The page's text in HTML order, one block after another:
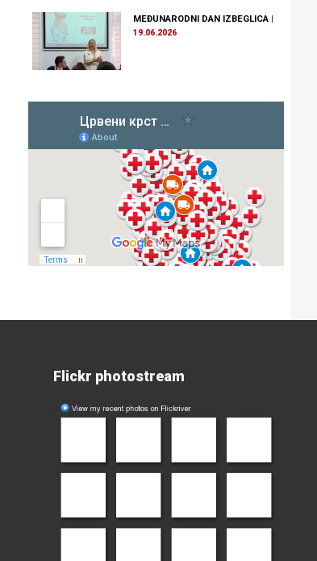
MEĐUNARODNI DAN IZBEGLICA
19.06.2026
Flickr photostream